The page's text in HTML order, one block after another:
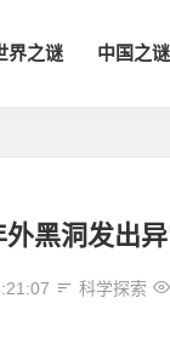
界之谜 中国之谜
黑洞发出
科学探索